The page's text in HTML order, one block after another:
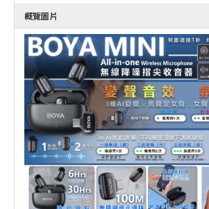
概覽圖片